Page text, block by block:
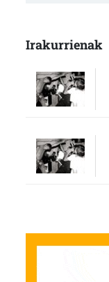
Irakurrienak